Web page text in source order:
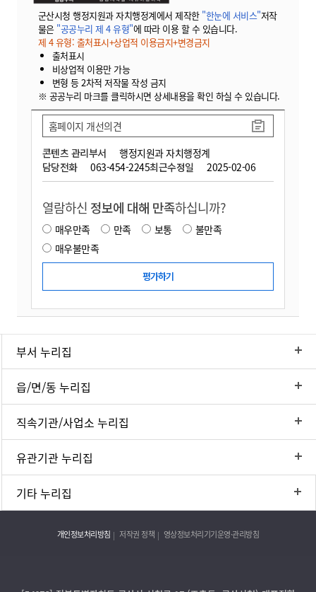
군산시청 행정지원과 자치행정계에서 제작한 "한눈에 서비스"저작
물은 "공공누리 제 4 유형"에 따라 이용 할 수 있습니다.
제 4 유형: 출처표시+상업적 이용금지+변경금지
출처표시
비상업적 이용만 가능
변형 등 2차적 저작물 작성 금지
※ 공공누리 마크를 클릭하시면 상세내용을 확인 하실 수 있습니다.
콘텐츠 관리부서
행정지원과 자치행정계
담당전화
063-454-2245최근수정일 2025-02-06
홈페이지 개선의견
열람하신 정보에 대해 만족하십니까?
매우만족 만족 보통
불만족
매우불만족
부서 누리집
읍/면/동 누리집
직속기관/사업소 누리집
유관기관 누리집
기타 누리집
개인정보처리방침 저작권 정책 영상정보처리기기운영·관리방침